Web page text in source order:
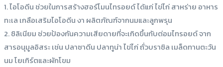
1. ไอโอดีน ช่วยในการสร้างฮอร์โมนไทรอยด์ ได้แก่ ไข่ไก่ สาหร่าย อาหาร
ทะเล เกลือเสริมไอโอดีน งา ผลิตภัณฑ์จากนมและลูกพรุน
2. ซิลิเนียม ช่วยป้องกันความเสียดายที่จะเกิดขึ้นกับต่อมไทรอยด์ จาก
สารอนุมูลอิสระ เช่น ปลาซาดีน ปลาทูน่า ไข่ไก่ ถั่วบราซิล เมล็ดทานตะวัน
นม โยเกิร์ตและผักโขม